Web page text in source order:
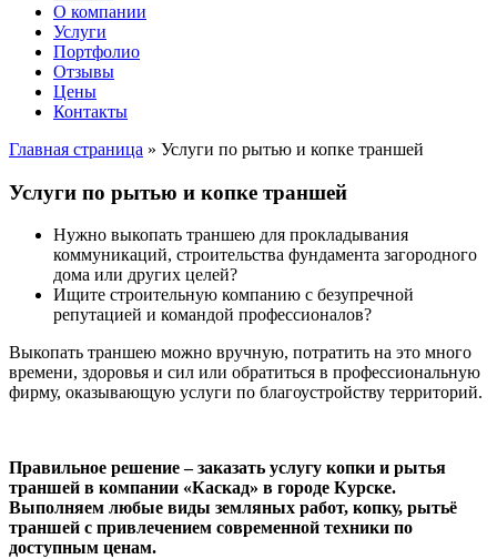
О компании
Услуги
Портфолио
Отзывы
Цены
Контакты
Главная страница » Услуги по рытью и копке траншей
Услуги по рытью и копке траншей
Нужно выкопать траншею для прокладывания
коммуникаций, строительства фундамента загородного
дома или других целей?
Ищите строительную компанию с безупречной
репутацией и командой профессионалов?
Выкопать траншею можно вручную, потратить на это много
времени, здоровья и сил или обратиться в профессиональную
фирму, оказывающую услуги по благоустройству территорий.
Правильное решение – заказать услугу копки и рытья
траншей в компании «Каскад» в городе Курске.
Выполняем любые виды земляных работ, копку, рытьё
траншей с привлечением современной техники по
доступным ценам.